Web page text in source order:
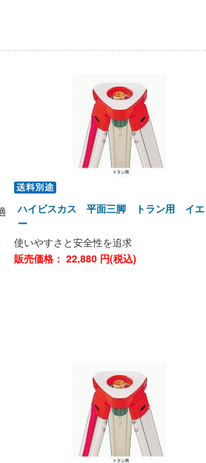
ハイビスカス 平面三脚 トラン用 イエ
ー
使いやすさと安全性を追求
販売価格： 22,880 円(税込)